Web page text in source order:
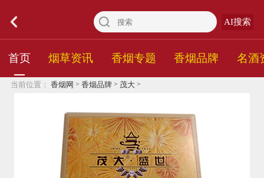
AI搜索
首页 烟草资讯 香烟专题 香烟品牌 名酒
当前位置： 香烟网 > 香烟品牌 > 茂大>